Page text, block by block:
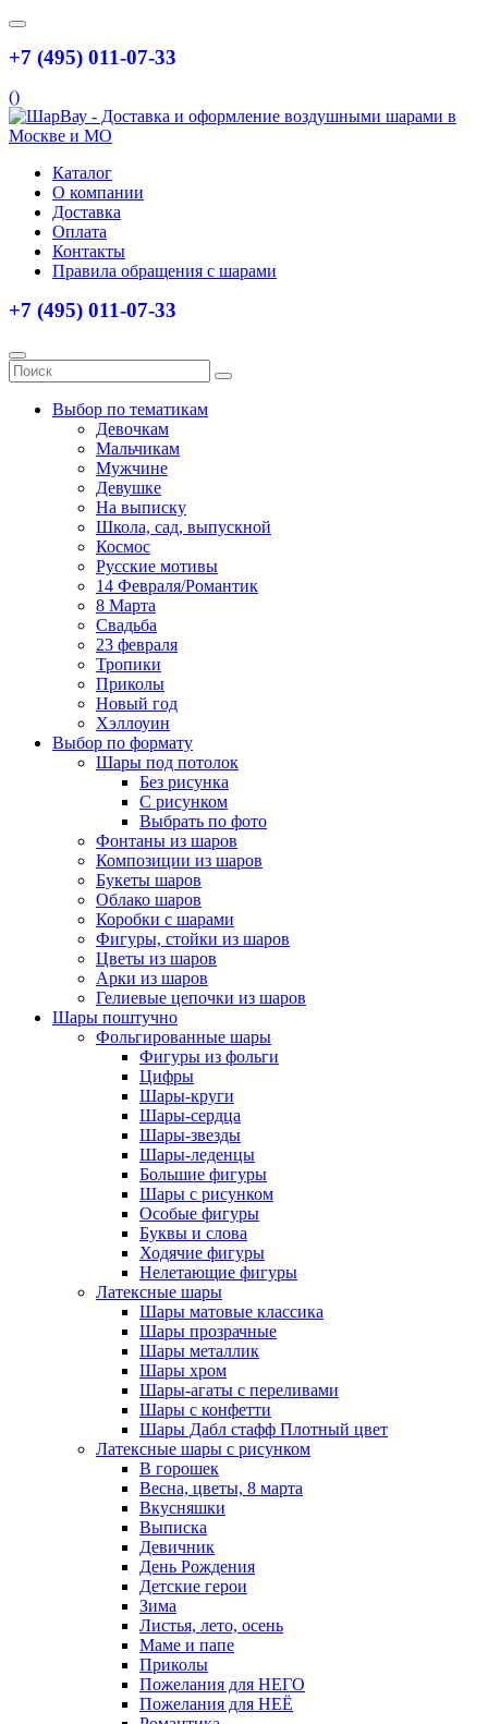
+7 (495) 011-07-33
()
Каталог
О компании
Доставка
Оплата
Контакты
Правила обращения с шарами
+7 (495) 011-07-33
Выбор по тематикам
Девочкам
Мальчикам
Мужчине
Девушке
На выписку
Школа, сад, выпускной
Космос
Русские мотивы
14 Февраля/Романтик
8 Марта
Свадьба
23 февраля
Тропики
Приколы
Новый год
Хэллоуин
Выбор по формату
Шары под потолок
Без рисунка
С рисунком
Выбрать по фото
Фонтаны из шаров
Композиции из шаров
Букеты шаров
Облако шаров
Коробки с шарами
Фигуры, стойки из шаров
Цветы из шаров
Арки из шаров
Гелиевые цепочки из шаров
Шары поштучно
Фольгированные шары
Фигуры из фольги
Цифры
Шары-круги
Шары-сердца
Шары-звезды
Шары-леденцы
Большие фигуры
Шары с рисунком
Особые фигуры
Буквы и слова
Ходячие фигуры
Нелетающие фигуры
Латексные шары
Шары матовые классика
Шары прозрачные
Шары металлик
Шары хром
Шары-агаты с переливами
Шары с конфетти
Шары Дабл стафф Плотный цвет
Латексные шары с рисунком
В горошек
Весна, цветы, 8 марта
Вкусняшки
Выписка
Девичник
День Рождения
Детские герои
Зима
Листья, лето, осень
Маме и папе
Приколы
Пожелания для НЕГО
Пожелания для НЕЁ